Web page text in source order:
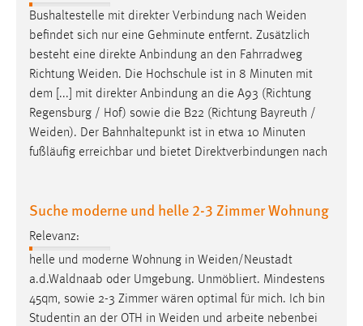
Bushaltestelle mit direkter Verbindung nach Weiden
befindet sich nur eine Gehminute entfernt. Zusätzlich
besteht eine direkte Anbindung an den Fahrradweg
Richtung Weiden. Die Hochschule ist in 8 Minuten mit
dem [...] mit direkter Anbindung an die A93 (Richtung
Regensburg / Hof) sowie die B22 (Richtung Bayreuth /
Weiden). Der Bahnhaltepunkt ist in etwa 10 Minuten
fußläufig erreichbar und bietet Direktverbindungen nach
Suche moderne und helle 2-3 Zimmer Wohnung
Relevanz:
helle und moderne Wohnung in Weiden/Neustadt
a.d.Waldnaab oder Umgebung. Unmöbliert. Mindestens
45qm, sowie 2-3 Zimmer wären optimal für mich. Ich bin
Studentin an der OTH in Weiden und arbeite nebenbei
Conversion-Tracking
Cookie Laufzeit:
Facebook Pixel
Name:
_fbp
Facebook
Zweck:
Conversion-Tracking
Cookie Laufzeit:
3 Monate